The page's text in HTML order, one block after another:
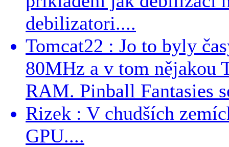
debilizatori....
Tomcat22 : Jo to byly
80MHz a v tom nějakou
RAM. Pinball Fantasies
Rizek : V chudších
GPU....